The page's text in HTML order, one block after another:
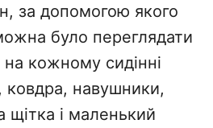
за допомогою якого
було переглядати
кожному сидінні
навушники,
щітка і маленький